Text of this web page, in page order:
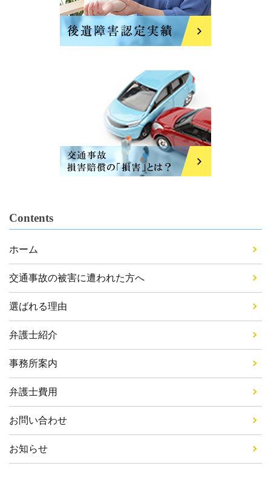
Contents
ホーム
交通事故の被害に遭われた方へ
選ばれる理由
弁護士紹介
事務所案内
弁護士費用
お問い合わせ
お知らせ